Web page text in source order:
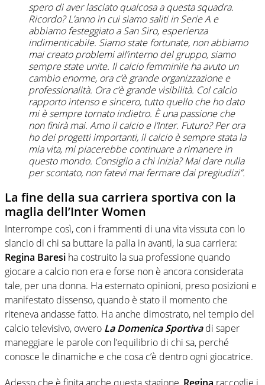
spero di aver lasciato qualcosa a questa squadra.
Ricordo? L’anno in cui siamo saliti in Serie A e
abbiamo festeggiato a San Siro, esperienza
indimenticabile. Siamo state fortunate, non abbiamo
mai creato problemi all’interno del gruppo, siamo
sempre state unite. Il calcio femminile ha avuto un
cambio enorme, ora c’è grande organizzazione e
professionalità. Ora c’è grande visibilità. Col calcio
rapporto intenso e sincero, tutto quello che ho dato
mi è sempre tornato indietro. È una passione che
non finirà mai. Amo il calcio e l’Inter. Futuro? Per ora
ho dei progetti importanti, il calcio è sempre stata la
mia vita, mi piacerebbe continuare a rimanere in
questo mondo. Consiglio a chi inizia? Mai dare nulla
per scontato, non fatevi mai fermare dai pregiudizi”.
La fine della sua carriera sportiva con la
maglia dell’Inter Women
Interrompe così, con i frammenti di una vita vissuta con lo
slancio di chi sa buttare la palla in avanti, la sua carriera:
Regina Baresi ha costruito la sua professione quando
giocare a calcio non era e forse non è ancora considerata
tale, per una donna. Ha esternato opinioni, preso posizioni e
manifestato dissenso, quando è stato il momento che
riteneva andasse fatto. Ha anche dimostrato, nel tempio del
calcio televisivo, ovvero La Domenica Sportivadi saper
maneggiare le parole con l’equilibrio di chi sa, perché
conosce le dinamiche e che cosa c’è dentro ogni giocatrice.